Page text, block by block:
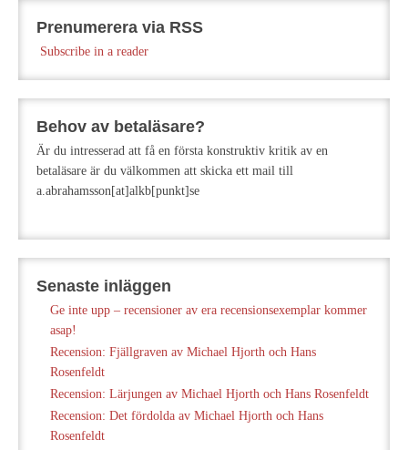
Prenumerera via RSS
Subscribe in a reader
Behov av betaläsare?
Är du intresserad att få en första konstruktiv kritik av en
betaläsare är du välkommen att skicka ett mail till
a.abrahamsson[at]alkb[punkt]se
Senaste inläggen
Ge inte upp – recensioner av era recensionsexemplar kommer
asap!
Recension: Fjällgraven av Michael Hjorth och Hans
Rosenfeldt
Recension: Lärjungen av Michael Hjorth och Hans Rosenfeldt
Recension: Det fördolda av Michael Hjorth och Hans
Rosenfeldt